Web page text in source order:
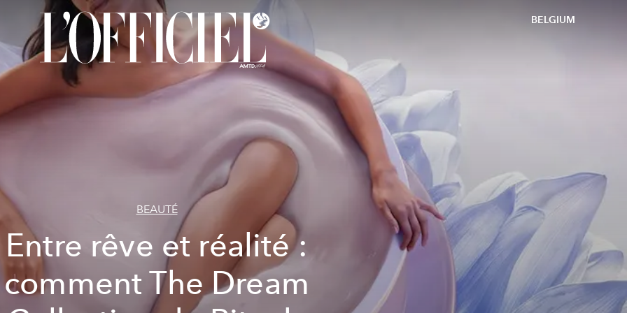
BELGIUM
BEAUTÉ
Entre rêve et réalité :
comment The Dream